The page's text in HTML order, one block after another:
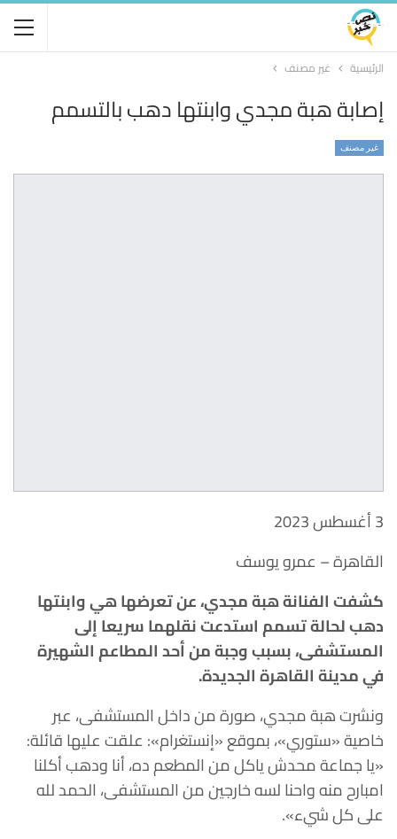
الرئيسية غير مصنف
إصابة هبة مجدي وابنتها دهب بالتسمم
غير مصنف
3 أغسطس 2023
القاهرة – عمرو يوسف
كشفت الفنانة هبة مجدي، عن تعرضها هي وابنتها
دهب لحالة تسمم استدعت نقلهما سريعا إلى
المستشفى، بسبب وجبة من أحد المطاعم الشهيرة
في مدينة القاهرة الجديدة.
ونشرت هبة مجدي، صورة من داخل المستشفى، عبر
خاصية «ستوري»، بموقع «إنستغرام»: علقت عليها قائلة:
«يا جماعة محدش ياكل من المطعم ده، أنا ودهب أكلنا
امبارح منه واحنا لسه خارجين من المستشفى، الحمد لله
على كل شيء».